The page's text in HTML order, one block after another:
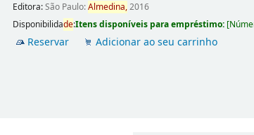
Editora:São Paulo:Almedina,2016
Disponibilidade:Itens disponíveis para empréstimo: [
Reservar Adicionar ao seu carrinho